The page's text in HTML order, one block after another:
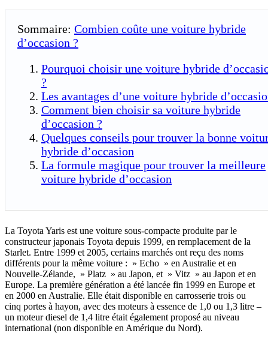
Sommaire: Combien coûte une voiture hybride
d’occasion ?
Pourquoi choisir une voiture hybride
?
Les avantages d’une voiture hybride
Comment bien choisir sa voiture hybride
d’occasion ?
Quelques conseils pour trouver la bonne
hybride d’occasion
La formule magique pour trouver la meilleure
voiture hybride d’occasion
La Toyota Yaris est une voiture sous-compacte produite par le
constructeur japonais Toyota depuis 1999, en remplacement de la
Starlet. Entre 1999 et 2005, certains marchés ont reçu des noms
différents pour la même voiture : » Echo » en Australie et en
Nouvelle-Zélande, » Platz » au Japon, et » Vitz » au Japon et en
Europe. La première génération a été lancée fin 1999 en Europe et
en 2000 en Australie. Elle était disponible en carrosserie trois ou
cinq portes à hayon, avec des moteurs à essence de 1,0 ou 1,3 litre –
un moteur diesel de 1,4 litre était également proposé au niveau
international (non disponible en Amérique du Nord).